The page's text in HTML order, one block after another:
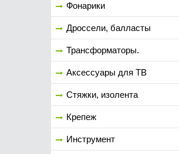
Фонарики
Дроссели, балласты
Трансформаторы.
Аксессуары для ТВ
Стяжки, изолента
Крепеж
Инструмент